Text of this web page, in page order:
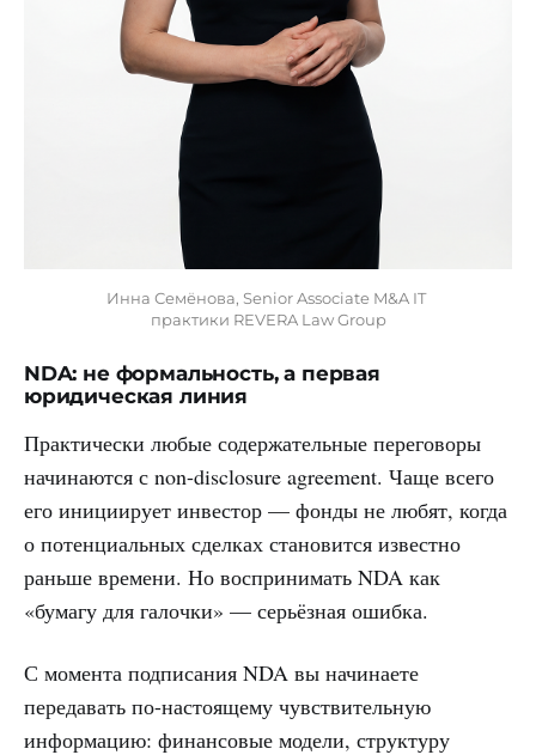
Инна Семёнова, Senior Associate M&A IT
практики REVERA Law Group
NDA: не формальность, а первая
юридическая линия
Практически любые содержательные переговоры
начинаются с non-disclosure agreement. Чаще всего
его инициирует инвестор — фонды не любят, когда
о потенциальных сделках становится известно
раньше времени. Но воспринимать NDA как
«бумагу для галочки» — серьёзная ошибка.
С момента подписания NDA вы начинаете
передавать по-настоящему чувствительную
информацию: финансовые модели, структуру